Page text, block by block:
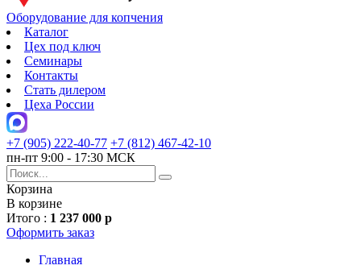
Оборудование для копчения
Каталог
Цех под ключ
Семинары
Контакты
Стать дилером
Цеха России
+7 (905) 222-40-77 +7 (812) 467-42-10
пн-пт 9:00 - 17:30 МСК
Корзина
В корзине
Итого : 1 237 000 р
Оформить заказ
Главная